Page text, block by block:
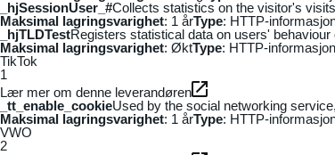
_hjSessionUser_#Collects statistics on the visitor's
Maksimal lagringsvarighet: 1 årType: HTTP-
_hjTLDTestRegisters statistical data on users'
Maksimal lagringsvarighet: ØktType: HTTP-
TikTok
1
Lær mer om denne leverandøren
_tt_enable_cookieUsed by the social networking
Maksimal lagringsvarighet: 1 årType: HTTP-
VWO
2